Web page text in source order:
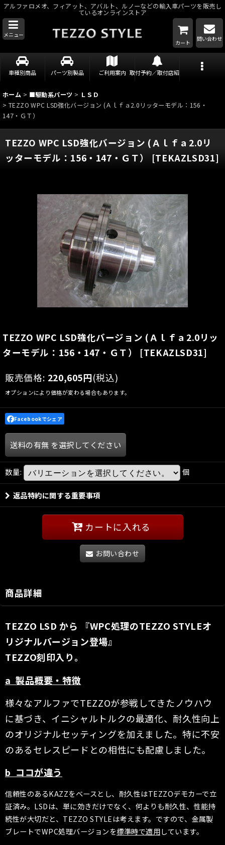
アルファロメオ、フィアット、アバルト、ルノーなどの輸入車パーツを販売し
ているオンラインストア
メニュー
カート
問い合わせ
車種別商品 パーツ別製品 ご利用案内 取付予約／取付店紹介
ホーム > ■駆動系パーツ > ＬＳＤ
> TEZZO WPC LSD強化バージョン (Ａｌｆａ2.0リッターモデル：156・
147・ＧＴ）
TEZZO WPC LSD強化バージョン (Ａｌｆａ2.0リ
ッターモデル：156・147・ＧＴ）
[TEKAZLSD31]
TEZZO WPC LSD強化バージョン (Ａｌｆａ2.0リッ
ターモデル：156・147・ＧＴ）
[TEKAZLSD31]
販売価格: 220,605円(税込)
オプションにより価格が変わる場合もあります。
Facebookでシェア
送料の有無 を選択してください
数量: 個
返品特約に関する重要事項
カートに入れる
お問い合わせ
商品詳細
TEZZO LSD から 『WPC処理のTEZZO STYLEオ
リジナルバージョン登場』
TEZZO刻印入り。
a 製品概要・特徴
様々なアルファでTEZZOが参戦してきたノウハウ
に基づき、イニシャルトルクの最適化、耐久性向上
のオリジナルセッティングを加えました。特に不安
のあるセレスピードとの相性にも配慮しました。
b ココが違う
信頼性のあるKAZZをベースとし、耐久性はTEZZOデモカーで立
証済み。LSDは、単に効きだけでなく、何よりも耐久性、性能持
続性が大切だと、TEZZO STYLEは考えます。ですので、金属製
ブレートでWPC処理バージョンを標準時で適用しています。